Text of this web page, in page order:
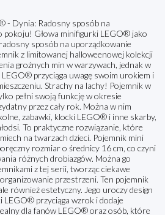
- Dynia: Radosny sposób na
pokoju! Głowa minifigurki LEGO® jako
sposób na uporządkowanie
z limitowanej halloweenowej kolekcji
groźnych min w warzywach, jednak w
przyciąga uwagę swoim urokiem i
Strachy na lachy! Pojemnik w
pełni swoją funkcję w okresie
przez cały rok. Można w nim
zabawki, klocki LEGO® i inne skarby,
To praktyczne rozwiązanie, które
na twarzach dzieci. Pojemnik mini
rozmiar o średnicy 16 cm, co czyni
różnych drobiazgów. Można go
z tej serii, tworząc ciekawe
przestrzeni. Ten pojemnik
również estetyczny. Jego uroczy design
LEGO® przyciąga wzrok i dodaje
dla fanów LEGO® oraz osób, które